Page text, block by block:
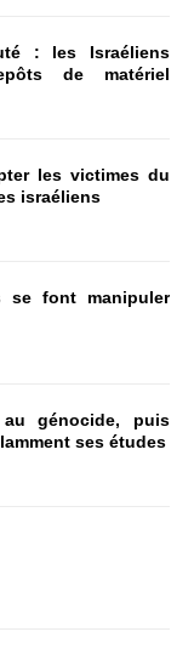
: les Israéliens
de matériel
les victimes du
israéliens
se font manipuler
génocide, puis
ses études